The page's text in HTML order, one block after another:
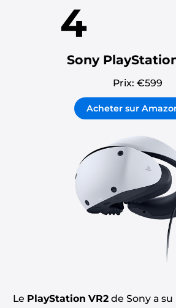
4
Sony
Prix: €599
Acheter sur
Le PlayStation VR2de Sony a